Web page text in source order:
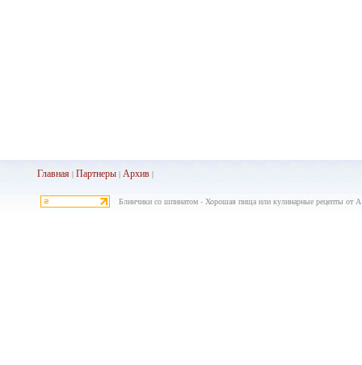
Главная |Партнеры |Архив |
Блинчики со шпинатом - Хорошая пища или кулинарные рецепты от